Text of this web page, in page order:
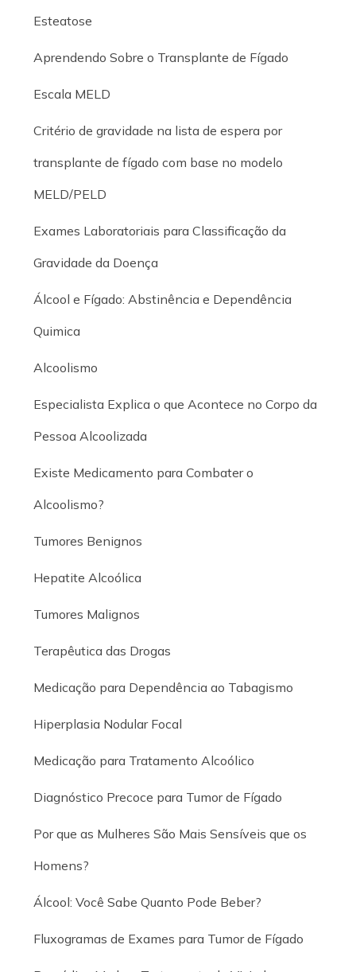
Esteatose
Aprendendo Sobre o Transplante de Fígado
Escala MELD
Critério de gravidade na lista de espera por
transplante de fígado com base no modelo
MELD/PELD
Exames Laboratoriais para Classificação da
Gravidade da Doença
Álcool e Fígado: Abstinência e Dependência
Quimica
Alcoolismo
Especialista Explica o que Acontece no Corpo da
Pessoa Alcoolizada
Existe Medicamento para Combater o
Alcoolismo?
Tumores Benignos
Hepatite Alcoólica
Tumores Malignos
Terapêutica das Drogas
Medicação para Dependência ao Tabagismo
Hiperplasia Nodular Focal
Medicação para Tratamento Alcoólico
Diagnóstico Precoce para Tumor de Fígado
Por que as Mulheres São Mais Sensíveis que os
Homens?
Álcool: Você Sabe Quanto Pode Beber?
Fluxogramas de Exames para Tumor de Fígado